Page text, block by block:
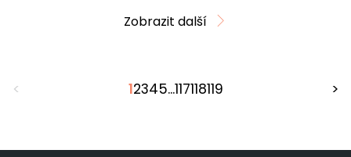
Zobrazit další
< 12345...117118119 >